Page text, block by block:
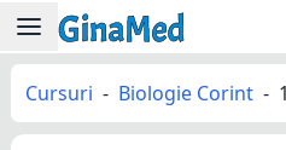
Cursuri - Biologie Corint -